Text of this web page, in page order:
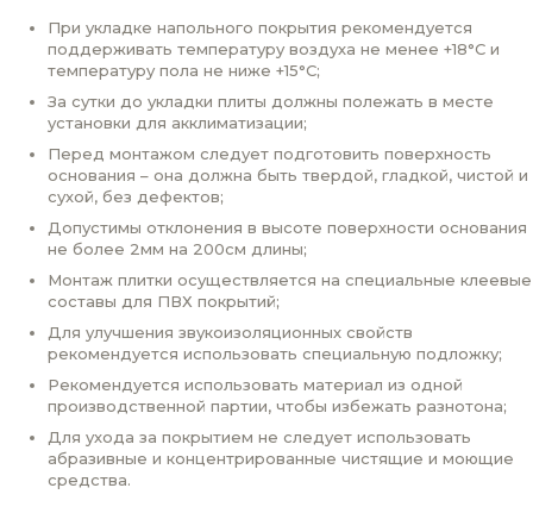
При укладке напольного покрытия рекомендуется
поддерживать температуру воздуха не менее +18°С и
температуру пола не ниже +15°С;
За сутки до укладки плиты должны полежать в месте
установки для акклиматизации;
Перед монтажом следует подготовить поверхность
основания – она должна быть твердой, гладкой, чистой и
сухой, без дефектов;
Допустимы отклонения в высоте поверхности основания
не более 2мм на 200см длины;
Монтаж плитки осуществляется на специальные клеевые
составы для ПВХ покрытий;
Для улучшения звукоизоляционных свойств
рекомендуется использовать специальную подложку;
Рекомендуется использовать материал из одной
производственной партии, чтобы избежать разнотона;
Для ухода за покрытием не следует использовать
абразивные и концентрированные чистящие и моющие
средства.